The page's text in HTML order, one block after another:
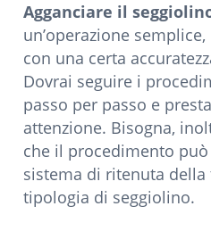
Agganciare il
un’operazione
con una certa
Dovrai seguire i
passo per passo e
attenzione. Bisogna,
che il procedimento
sistema di ritenuta della
tipologia di seggiolino.